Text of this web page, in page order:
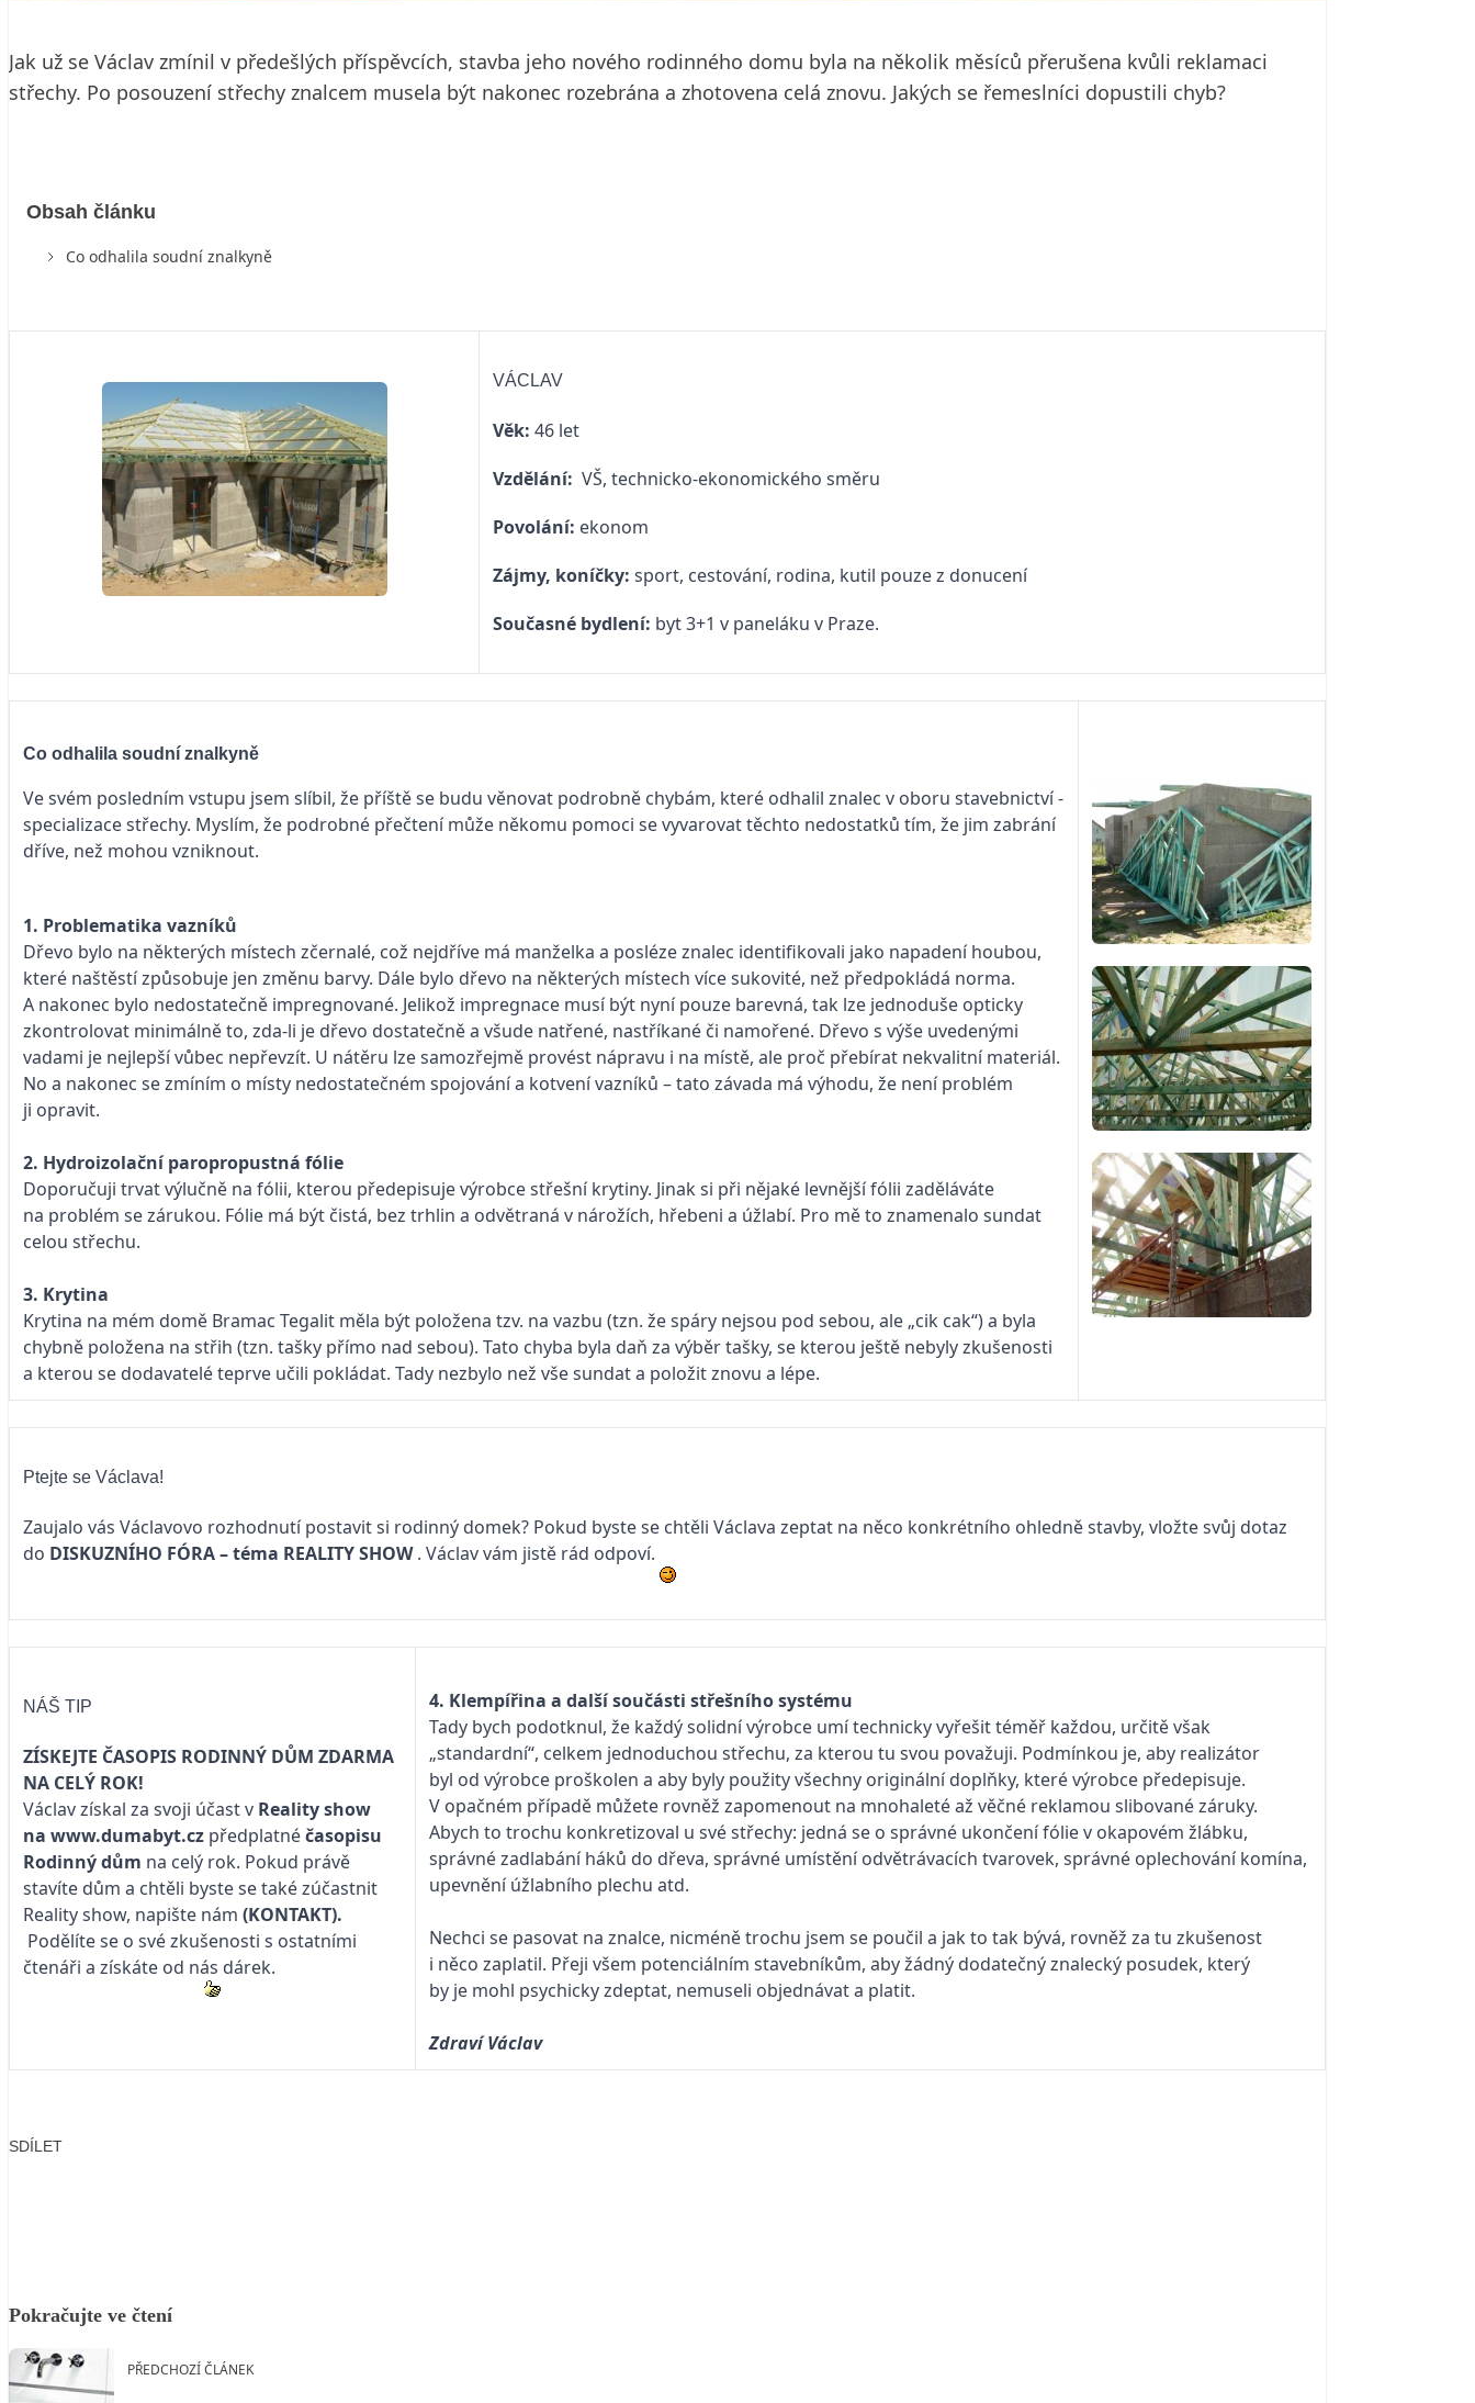
Jak už se Václav zmínil v předešlých příspěvcích, stavba jeho nového rodinného domu byla na několik měsíců přerušena kvůli reklamaci
střechy. Po posouzení střechy znalcem musela být nakonec rozebrána a zhotovena celá znovu. Jakých se řemeslníci dopustili chyb?
Obsah článku
Co odhalila soudní znalkyně
VÁCLAV
Věk: 46 let
Vzdělání: VŠ, technicko-ekonomického směru
Povolání: ekonom
Zájmy, koníčky: sport, cestování, rodina, kutil pouze z donucení
Současné bydlení: byt 3+1 v paneláku v Praze.
Co odhalila soudní znalkyně
Ve svém posledním vstupu jsem slíbil, že příště se budu věnovat podrobně chybám, které odhalil znalec v oboru stavebnictví -
specializace střechy. Myslím, že podrobné přečtení může někomu pomoci se vyvarovat těchto nedostatků tím, že jim zabrání
dříve, než mohou vzniknout.
1. Problematika vazníků
Dřevo bylo na některých místech zčernalé, což nejdříve má manželka a posléze znalec identifikovali jako napadení houbou,
které naštěstí způsobuje jen změnu barvy. Dále bylo dřevo na některých místech více sukovité, než předpokládá norma.
A nakonec bylo nedostatečně impregnované. Jelikož impregnace musí být nyní pouze barevná, tak lze jednoduše opticky
zkontrolovat minimálně to, zda-li je dřevo dostatečně a všude natřené, nastříkané či namořené. Dřevo s výše uvedenými
vadami je nejlepší vůbec nepřevzít. U nátěru lze samozřejmě provést nápravu i na místě, ale proč přebírat nekvalitní materiál.
No a nakonec se zmíním o místy nedostatečném spojování a kotvení vazníků – tato závada má výhodu, že není problém
ji opravit.
2. Hydroizolační paropropustná fólie
Doporučuji trvat výlučně na fólii, kterou předepisuje výrobce střešní krytiny. Jinak si při nějaké levnější fólii zaděláváte
na problém se zárukou. Fólie má být čistá, bez trhlin a odvětraná v nárožích, hřebeni a úžlabí. Pro mě to znamenalo sundat
celou střechu.
3. Krytina
Krytina na mém domě Bramac Tegalit měla být položena tzv. na vazbu (tzn. že spáry nejsou pod sebou, ale „cik cak“) a byla
chybně položena na střih (tzn. tašky přímo nad sebou). Tato chyba byla daň za výběr tašky, se kterou ještě nebyly zkušenosti
a kterou se dodavatelé teprve učili pokládat. Tady nezbylo než vše sundat a položit znovu a lépe.
Ptejte se Václava!
Zaujalo vás Václavovo rozhodnutí postavit si rodinný domek? Pokud byste se chtěli Václava zeptat na něco konkrétního ohledně stavby, vložte svůj dotaz
do DISKUZNÍHO FÓRA – téma REALITY SHOW. Václav vám jistě rád odpoví.
NÁŠ TIP
ZÍSKEJTE ČASOPIS RODINNÝ DŮM ZDARMA
NA CELÝ ROK!
Václav získal za svoji účast v Reality show
na www.dumabyt.cz předplatnéčasopisu
Rodinný dům na celý rok. Pokud právě
stavíte dům a chtěli byste se také zúčastnit
Reality show, napište nám (KONTAKT).
Podělíte se o své zkušenosti s ostatními
čtenáři a získáte od nás dárek.
4. Klempířina a další součásti střešního systému
Tady bych podotknul, že každý solidní výrobce umí technicky vyřešit téměř každou, určitě však
„standardní“, celkem jednoduchou střechu, za kterou tu svou považuji. Podmínkou je, aby realizátor
byl od výrobce proškolen a aby byly použity všechny originální doplňky, které výrobce předepisuje.
V opačném případě můžete rovněž zapomenout na mnohaleté až věčné reklamou slibované záruky.
Abych to trochu konkretizoval u své střechy: jedná se o správné ukončení fólie v okapovém žlábku,
správné zadlabání háků do dřeva, správné umístění odvětrávacích tvarovek, správné oplechování komína,
upevnění úžlabního plechu atd.
Nechci se pasovat na znalce, nicméně trochu jsem se poučil a jak to tak bývá, rovněž za tu zkušenost
i něco zaplatil. Přeji všem potenciálním stavebníkům, aby žádný dodatečný znalecký posudek, který
by je mohl psychicky zdeptat, nemuseli objednávat a platit.
Zdraví Václav
SDÍLET
Pokračujte ve čtení
PŘEDCHOZÍ ČLÁNEK